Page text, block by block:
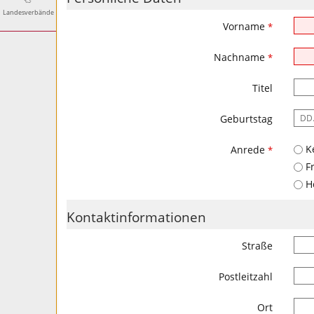
Landesverbände
Vorname *
Nachname *
Titel
Geburtstag
Es
ist
Anrede *
Kontaktinformationen
Straße
Postleitzahl
Ort